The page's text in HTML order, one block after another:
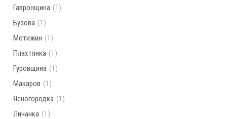
Гавронщина (1)
Бузова (1)
Мотижин (1)
Плахтянка (1)
Гуровщина (1)
Макаров (1)
Ясногородка (1)
Личанка (1)